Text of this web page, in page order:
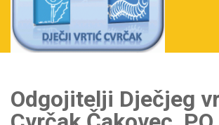
Odgojitelji Dječjeg